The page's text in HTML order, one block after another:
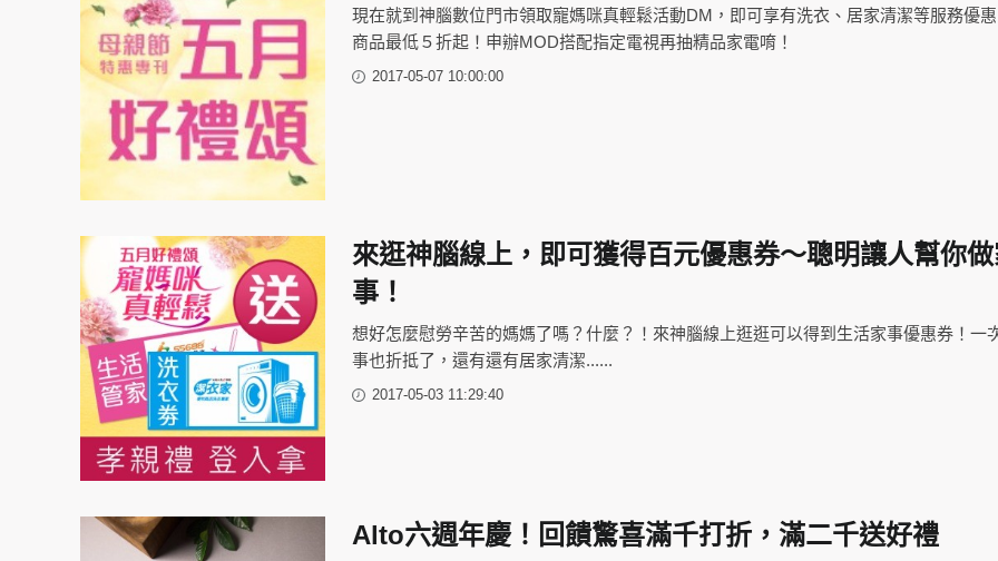
現在就到神腦數位門市領取寵媽咪真輕鬆活動DM，即可享有洗衣、居家清潔等服務優
商品最低５折起！申辦MOD搭配指定電視再抽精品家電唷！
2017-05-07 10:00:00
來逛神腦線上，即可獲得百元優惠券～聰明讓人幫你
事！
想好怎麼慰勞辛苦的媽媽了嗎？什麼？！來神腦線上逛逛可以得到生活家事優惠券！一
事也折抵了，還有還有居家清潔......
2017-05-03 11:29:40
Alto六週年慶！回饋驚喜滿千打折，滿二千送好禮